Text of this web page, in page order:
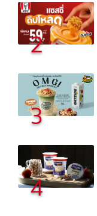
2
3
4